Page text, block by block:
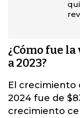
¿Cómo fue
a 2023?
El crecimiento
2024 fue de
crecimiento